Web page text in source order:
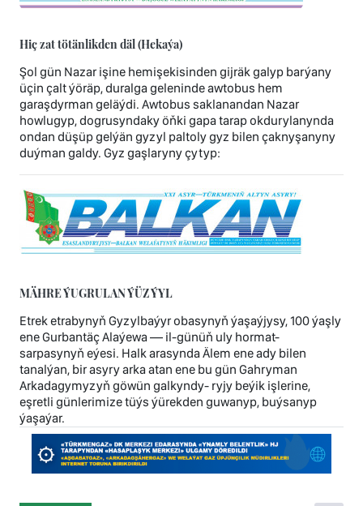
Hiç zat tötänlikden däl (Hekaýa)
Şol gün Nazar işine hemişekisinden gijräk galyp barýany
üçin çalt ýöräp, duralga geleninde awtobus hem
garaşdyrman geläýdi. Awtobus saklanandan Nazar
howlugyp, dogrusyndaky öňki gapa tarap okdurylanynda
ondan düşüp gelýän gyzyl paltoly gyz bilen çaknyşanyny
duýman galdy. Gyz gaşlaryny çytyp:
MÄHRE ÝUGRULAN ÝÜZ ÝYL
Etrek etrabynyň Gyzylbaýyr obasynyň ýaşaýjysy, 100 ýaşly
ene Gurbantäç Alaýewa — il-günüň uly hormat-
sarpasynyň eýesi. Halk arasynda Älem ene ady bilen
tanalýan, bir asyry arka atan ene bu gün Gahryman
Arkadagymyzyň göwün galkyndy- ryjy beýik işlerine,
eşretli günlerimize tüýs ýürekden guwanyp, buýsanyp
ýaşaýar.